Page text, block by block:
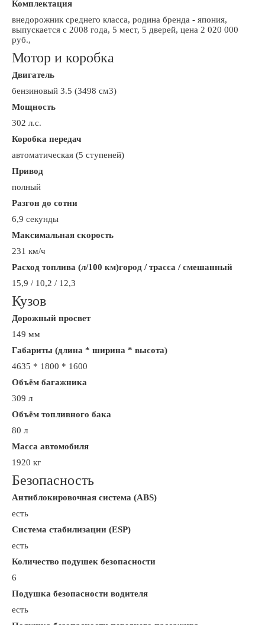
Комплектация
внедорожник среднего класса, родина бренда - япония,
выпускается с 2008 года, 5 мест, 5 дверей, цена 2 020 000
руб.,
Мотор и коробка
Двигатель
бензиновый 3.5 (3498 см3)
Мощность
302 л.с.
Коробка передач
автоматическая (5 ступеней)
Привод
полный
Разгон до сотни
6,9 секунды
Максимальная скорость
231 км/ч
Расход топлива (л/100 км)город / трасса / смешанный
15,9 / 10,2 / 12,3
Кузов
Дорожный просвет
149 мм
Габариты (длина * ширина * высота)
4635 * 1800 * 1600
Объём багажника
309 л
Объём топливного бака
80 л
Масса автомобиля
1920 кг
Безопасность
Антиблокировочная система (ABS)
есть
Система стабилизации (ESP)
есть
Количество подушек безопасности
6
Подушка безопасности водителя
есть